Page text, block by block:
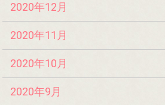
2020年12月
2020年11月
2020年10月
2020年9月